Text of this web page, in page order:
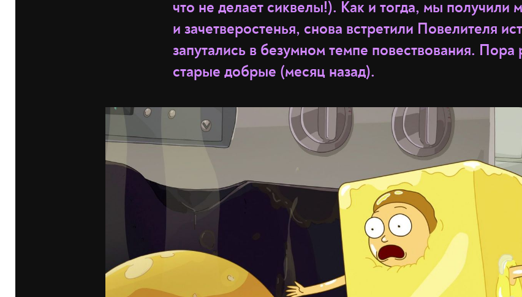
что не делает сиквелы!). Как и тогда, мы
и зачетверостенья, снова встретили Повелителя
запутались в безумном темпе повествования. Пора
старые добрые (месяц назад).